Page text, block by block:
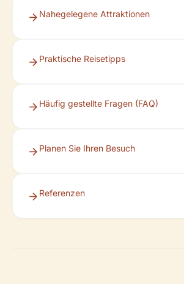
Nahegelegene Attraktionen
Praktische Reisetipps
Häufig gestellte Fragen (FAQ)
Planen Sie Ihren Besuch
Referenzen